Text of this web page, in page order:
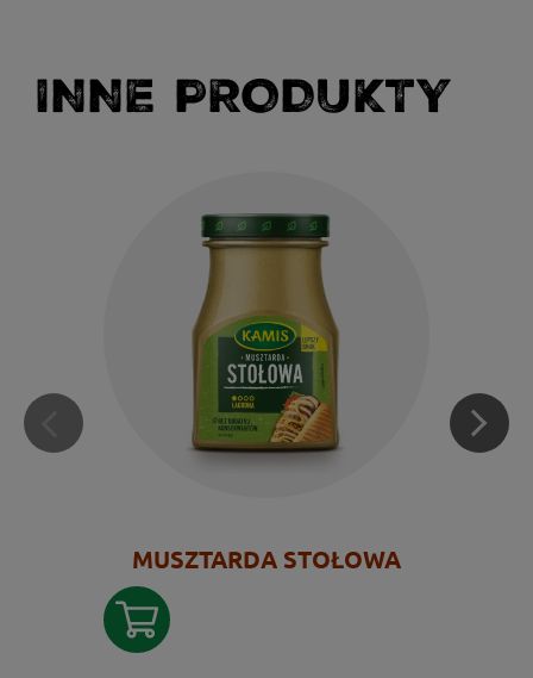
INNE PRODUKTY
MUSZTARDA STOŁOWA